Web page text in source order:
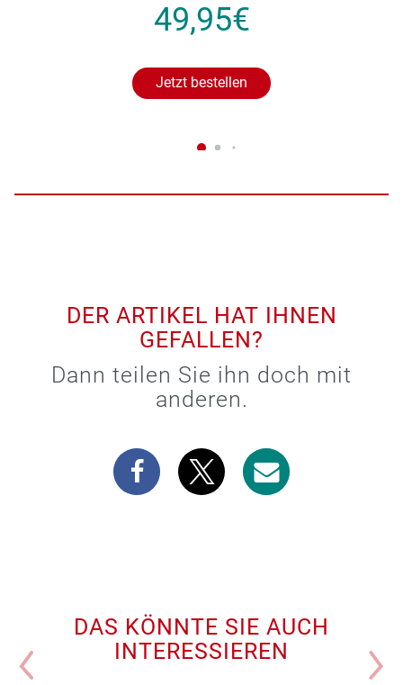
49,95€
Jetzt bestellen
DER ARTIKEL HAT IHNEN
GEFALLEN?
Dann teilen Sie ihn doch mit
anderen.
DAS KÖNNTE SIE AUCH
INTERESSIEREN